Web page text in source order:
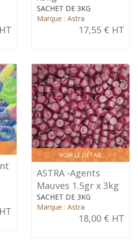
SACHET DE 3KG
Marque : Astra
17,55 € HT
VOIR LE DÉTAIL
ASTRA -Agents
Mauves 1.5gr x 3kg
SACHET DE 3KG
Marque : Astra
18,00 € HT